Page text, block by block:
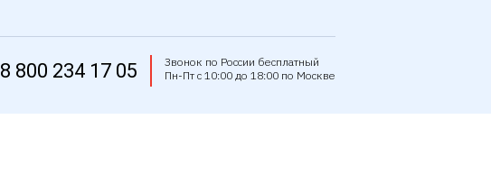
8 800 234 17 05
Звонок по России бесплатный
Пн-Пт с 10:00 до 18:00 по Москве